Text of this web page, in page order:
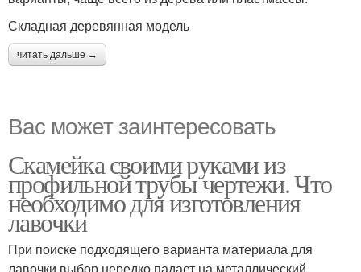
Складная деревянная модель
читать дальше →
Вас может заинтересовать
Скамейка своими руками из
профильной трубы чертежи. Что
необходимо для изготовления
лавочки
При поиске подходящего варианта материала для